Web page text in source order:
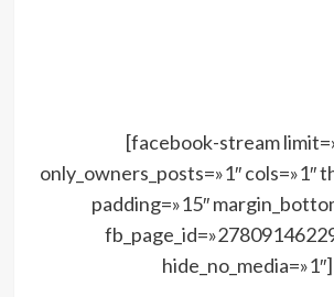
[facebook-stream
only_owners_posts=»1″ cols=»1″
padding=»15″
hide_no_media=»1″]